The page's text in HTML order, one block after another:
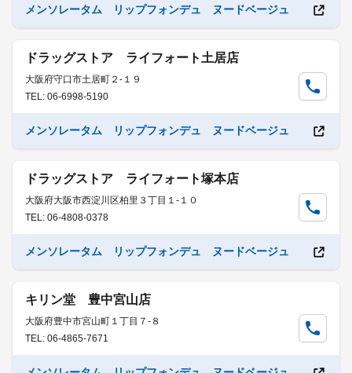
メンソレータム リップフォンデュ ヌードベージュ
ドラッグストア ライフォート土居店
大阪府守口市土居町２-１９
TEL: 06-6998-5190
メンソレータム リップフォンデュ ヌードベージュ
ドラッグストア ライフォート塚本店
大阪府大阪市西淀川区柏里３丁目１-１０
TEL: 06-4808-0378
メンソレータム リップフォンデュ ヌードベージュ
キリン堂 豊中宮山店
大阪府豊中市宮山町１丁目７-８
TEL: 06-4865-7671